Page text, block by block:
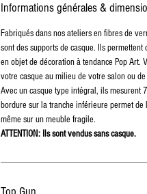
Informations générales &
Fabriqués dans nos ateliers en fibres de
sont des supports de casque. Ils
en objet de décoration à tendance Pop Art.
votre casque au milieu de votre salon ou
Avec un casque type intégral, ils mesurent
bordure sur la tranche inférieure permet de
même sur un meuble fragile.
ATTENTION: Ils sont vendus sans casque.